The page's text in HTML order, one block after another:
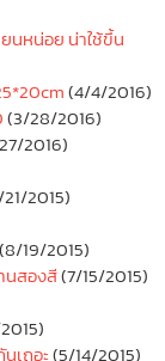
นหน่อย น่าใช้ขึ้น
(4/4/2016)
(3/28/2016)
2016)
2015)
(8/19/2015)
นสองสี(7/15/2015)
เถอะ(5/14/2015)